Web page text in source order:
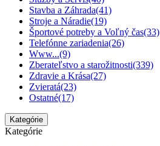
Stavba a Záhrada(41)
Stroje a Náradie(19)
Športové potreby a Voľný čas(33)
Telefónne zariadenia(26)
Www...(9)
Zberateľstvo a starožitnosti(339)
Zdravie a Krása(27)
Zvieratá(23)
Ostatné(17)
Kategórie
Kategórie